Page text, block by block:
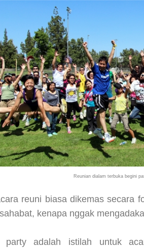
Reunian dialam terbuka begini
reuni biasa dikemas secara
kenapa nggak
party adalah istilah untuk